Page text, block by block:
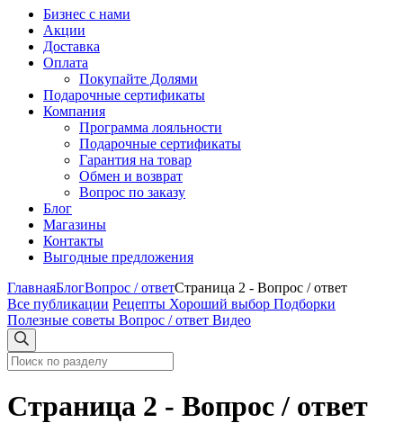
Бизнес с нами
Акции
Доставка
Оплата
Покупайте Долями
Подарочные сертификаты
Компания
Программа лояльности
Подарочные сертификаты
Гарантия на товар
Обмен и возврат
Вопрос по заказу
Блог
Магазины
Контакты
Выгодные предложения
ГлавнаяБлогВопрос / ответСтраница 2 - Вопрос / ответ
Все публикации Рецепты Хороший выбор Подборки
Полезные советы Вопрос / ответ Видео
Страница 2 - Вопрос / ответ